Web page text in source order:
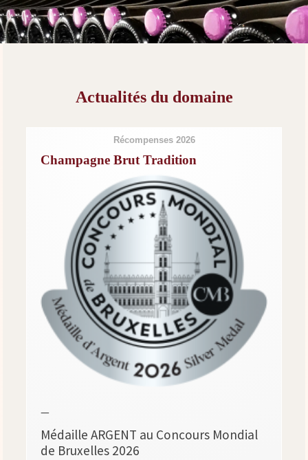
Actualités du domaine
Récompenses 2026
Champagne Brut Tradition
—
Médaille ARGENT au Concours Mondial
de Bruxelles 2026